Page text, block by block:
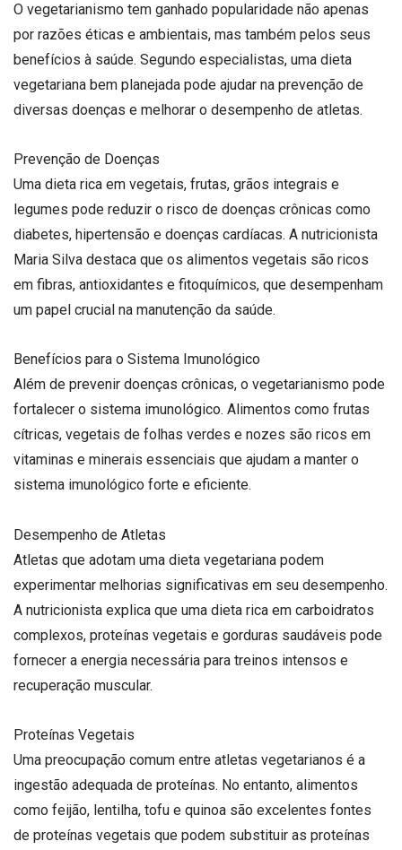
O vegetarianismo tem ganhado popularidade não apenas
por razões éticas e ambientais, mas também pelos seus
benefícios à saúde. Segundo especialistas, uma dieta
vegetariana bem planejada pode ajudar na prevenção de
diversas doenças e melhorar o desempenho de atletas.
Prevenção de Doenças
Uma dieta rica em vegetais, frutas, grãos integrais e
legumes pode reduzir o risco de doenças crônicas como
diabetes, hipertensão e doenças cardíacas. A nutricionista
Maria Silva destaca que os alimentos vegetais são ricos
em fibras, antioxidantes e fitoquímicos, que desempenham
um papel crucial na manutenção da saúde.
Benefícios para o Sistema Imunológico
Além de prevenir doenças crônicas, o vegetarianismo pode
fortalecer o sistema imunológico. Alimentos como frutas
cítricas, vegetais de folhas verdes e nozes são ricos em
vitaminas e minerais essenciais que ajudam a manter o
sistema imunológico forte e eficiente.
Desempenho de Atletas
Atletas que adotam uma dieta vegetariana podem
experimentar melhorias significativas em seu desempenho.
A nutricionista explica que uma dieta rica em carboidratos
complexos, proteínas vegetais e gorduras saudáveis pode
fornecer a energia necessária para treinos intensos e
recuperação muscular.
Proteínas Vegetais
Uma preocupação comum entre atletas vegetarianos é a
ingestão adequada de proteínas. No entanto, alimentos
como feijão, lentilha, tofu e quinoa são excelentes fontes
de proteínas vegetais que podem substituir as proteínas